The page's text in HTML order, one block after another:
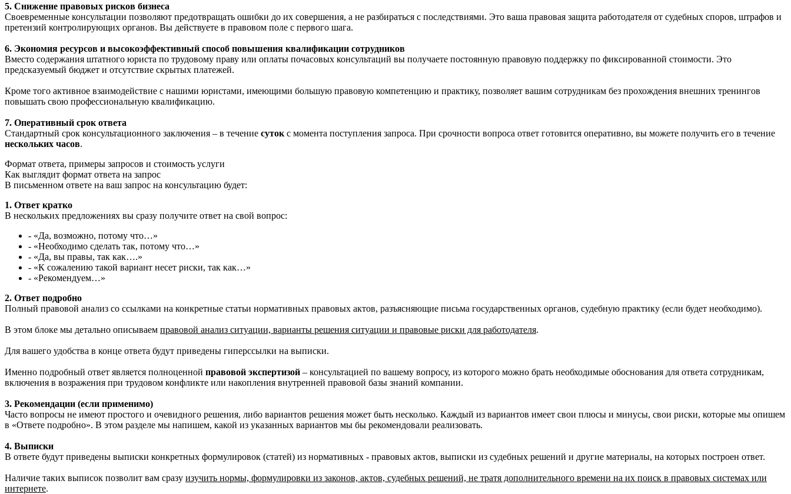
5. Снижение правовых рисков бизнеса
Своевременные консультации позволяют предотвращать ошибки до их совершения, а не разбираться с последствиями. Это ваша правовая защита работодателя от судебных споров, штрафов и
претензий контролирующих органов. Вы действуете в правовом поле с первого шага.
6. Экономия ресурсов и высокоэффективный способ повышения квалификации сотрудников
Вместо содержания штатного юриста по трудовому праву или оплаты почасовых консультаций вы получаете постоянную правовую поддержку по фиксированной стоимости. Это
предсказуемый бюджет и отсутствие скрытых платежей.
Кроме того активное взаимодействие с нашими юристами, имеющими большую правовую компетенцию и практику, позволяет вашим сотрудникам без прохождения внешних тренингов
повышать свою профессиональную квалификацию.
7. Оперативный срок ответа
Стандартный срок консультационного заключения – в течение суток с момента поступления запроса. При срочности вопроса ответ готовится оперативно, вы можете получить его в течение
нескольких часов.
Формат ответа, примеры запросов и стоимость услуги
Как выглядит формат ответа на запрос
В письменном ответе на ваш запрос на консультацию будет:
1. Ответ кратко
В нескольких предложениях вы сразу получите ответ на свой вопрос:
- «Да, возможно, потому что…»
- «Необходимо сделать так, потому что…»
- «Да, вы правы, так как….»
- «К сожалению такой вариант несет риски, так как…»
- «Рекомендуем…»
2. Ответ подробно
Полный правовой анализ со ссылками на конкретные статьи нормативных правовых актов, разъясняющие письма государственных органов, судебную практику (если будет необходимо).
В этом блоке мы детально описываем правовой анализ ситуации, варианты решения ситуации и правовые риски для работодателя.
Для вашего удобства в конце ответа будут приведены гиперссылки на выписки.
Именно подробный ответ является полноценной правовой экспертизой – консультацией по вашему вопросу, из которого можно брать необходимые обоснования для ответа сотрудникам,
включения в возражения при трудовом конфликте или накопления внутренней правовой базы знаний компании.
3. Рекомендации (если применимо)
Часто вопросы не имеют простого и очевидного решения, либо вариантов решения может быть несколько. Каждый из вариантов имеет свои плюсы и минусы, свои риски, которые мы опишем
в «Ответе подробно». В этом разделе мы напишем, какой из указанных вариантов мы бы рекомендовали реализовать.
4. Выписки
В ответе будут приведены выписки конкретных формулировок (статей) из нормативных - правовых актов, выписки из судебных решений и другие материалы, на которых построен ответ.
Наличие таких выписок позволит вам сразу изучить нормы, формулировки из законов, актов, судебных решений, не тратя дополнительного времени на их поиск в правовых системах или
интернете.